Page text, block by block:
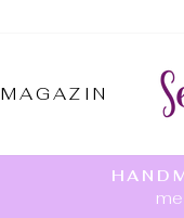
MAGAZIN